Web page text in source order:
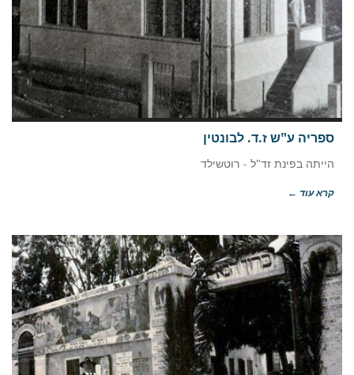
ספריה ע"ש ז.ד. לבונטין
הייתה בפינת זד"ל - רוטשילד
קרא עוד ←